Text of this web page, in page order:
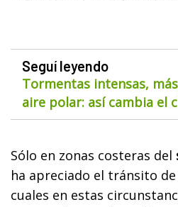
Seguí leyendo
Tormentas intensas,
aire polar: así cambia el
Sólo en zonas costeras del
ha apreciado el tránsito
cuales en estas